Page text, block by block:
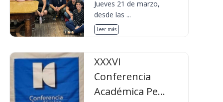
Jueves 21 de marzo,
desde las ...
Leer más
XXXVI
Conferencia
Académica Pe...